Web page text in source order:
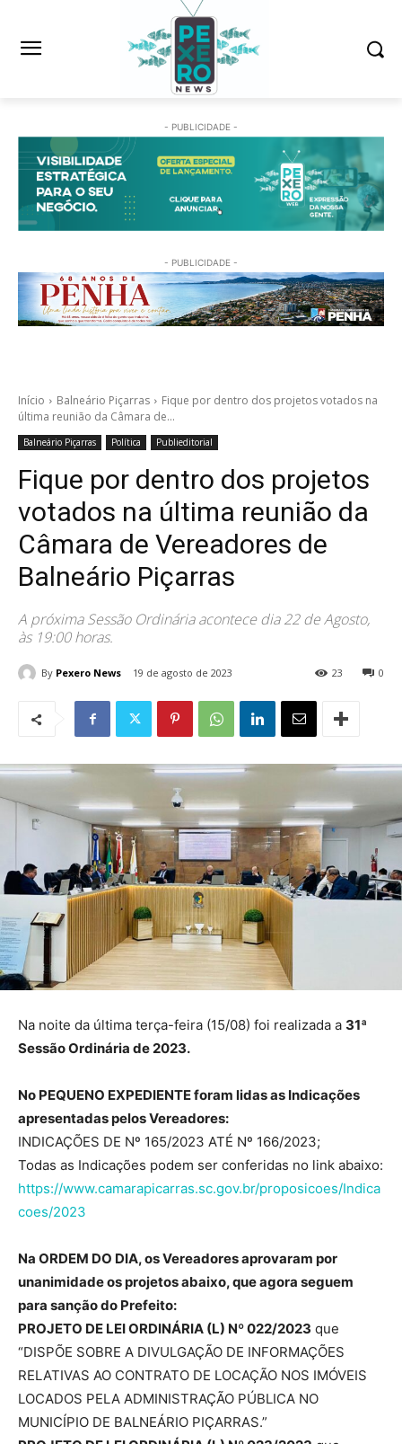
- PUBLICIDADE -
- PUBLICIDADE -
Início Balneário Piçarras
Fique por dentro dos projetos votados na
última reunião da Câmara de...
Balneário Piçarras Política Publieditorial
Fique por dentro dos projetos
votados na última reunião da
Câmara de Vereadores de
Balneário Piçarras
A próxima Sessão Ordinária acontece dia 22 de Agosto,
às 19:00 horas.
By Pexero News 19 de agosto de 2023 0
23
Na noite da última terça-feira (15/08) foi realizada a 31ª
Sessão Ordinária de 2023.
No PEQUENO EXPEDIENTE foram lidas as Indicações
apresentadas pelos Vereadores:
INDICAÇÕES DE Nº 165/2023 ATÉ Nº 166/2023;
Todas as Indicações podem ser conferidas no link abaixo:
https://www.camarapicarras.sc.gov.br/proposicoes/Indica
coes/2023
Na ORDEM DO DIA, os Vereadores aprovaram por
unanimidade os projetos abaixo, que agora seguem
para sanção do Prefeito:
PROJETO DE LEI ORDINÁRIA (L) Nº 022/2023 que
“DISPÕE SOBRE A DIVULGAÇÃO DE INFORMAÇÕES
RELATIVAS AO CONTRATO DE LOCAÇÃO NOS IMÓVEIS
LOCADOS PELA ADMINISTRAÇÃO PÚBLICA NO
MUNICÍPIO DE BALNEÁRIO PIÇARRAS.”